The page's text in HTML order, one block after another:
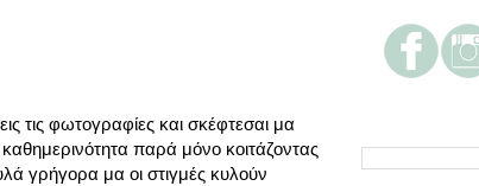
τις φωτογραφίες και σκέφτεσαι μα
παρά μόνο κοιτάζοντας
γρήγορα μα οι στιγμές κυλούν